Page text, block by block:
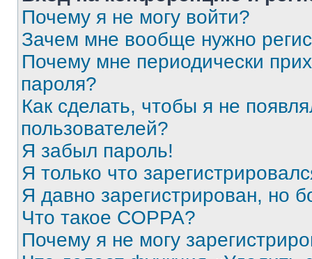
Почему я не могу войти?
Зачем мне вообще нужно
Почему мне периодически
пароля?
Как сделать, чтобы я не
пользователей?
Я забыл пароль!
Я только что
Я давно зарегистрирован, но
Что такое COPPA?
Почему я не могу